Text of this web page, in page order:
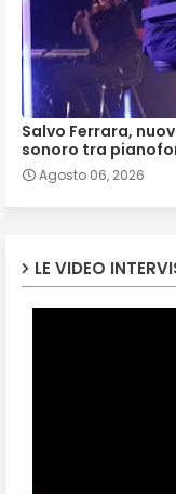
Salvo Ferrara,
sonoro tra
Agosto 06, 2026
LE VIDEO